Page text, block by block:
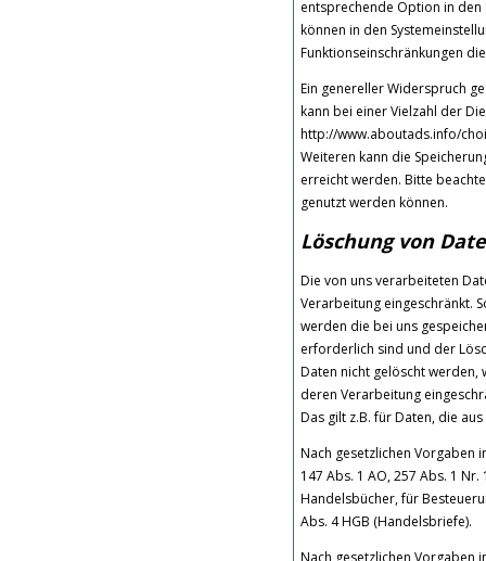
entsprechende Option in den
können in den
Funktionseinschränkungen
Ein genereller Widerspruch
kann bei einer Vielzahl der
http://www.aboutads.info/
Weiteren kann die
erreicht werden. Bitte
genutzt werden können.
Löschung von
Die von uns verarbeiteten
Verarbeitung eingeschränkt.
werden die bei uns
erforderlich sind und der
Daten nicht gelöscht werden,
deren Verarbeitung
Das gilt z.B. für Daten, die
Nach gesetzlichen Vorgaben
147 Abs. 1 AO, 257 Abs. 1
Handelsbücher, für
Abs. 4 HGB (Handelsbriefe).